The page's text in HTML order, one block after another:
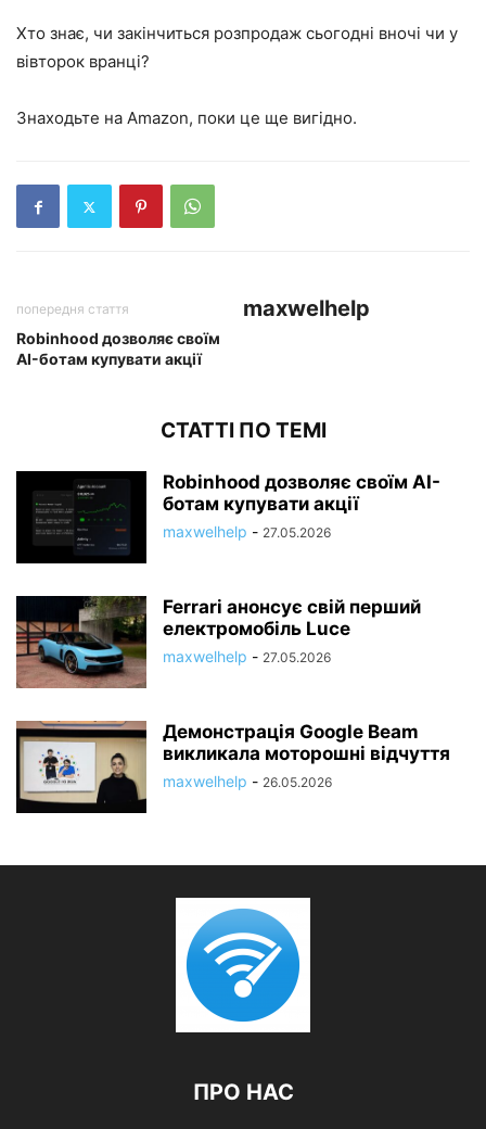
Хто знає, чи закінчиться розпродаж сьогодні вночі чи у
вівторок вранці?
Знаходьте на Amazon, поки це ще вигідно.
попередня стаття
Robinhood дозволяє своїм
AI-ботам купувати акції
maxwelhelp
СТАТТІ ПО ТЕМІ
Robinhood дозволяє своїм AI-
ботам купувати акції
maxwelhelp - 27.05.2026
Ferrari анонсує свій перший
електромобіль Luce
maxwelhelp - 27.05.2026
Демонстрація Google Beam
викликала моторошні відчуття
maxwelhelp - 26.05.2026
ПРО НАС